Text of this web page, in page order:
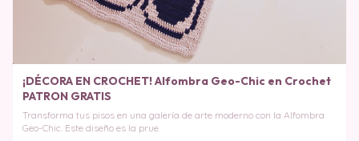
¡DÉCORA EN CROCHET! Alfombra Geo-Chic en Crochet
PATRON GRATIS
Transforma tus pisos en una galería de arte moderno con la Alfombra
Geo-Chic. Este diseño es la prue